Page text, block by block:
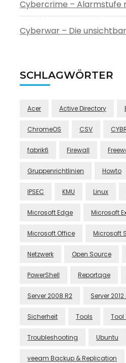
Cybercrime – Alarmstufe
Cyberwar – Die
SCHLAGWÖRTER
Acer Active Directory
ChromeOS CSV
fabrik6 Firewall
Gruppenrichtlinien Howto
IPSEC KMU Linux
Microsoft Edge Microsoft
Microsoft Office Microsoft
Netzwerk Open Source
PowerShell Reportage
Server 2008 R2 Server 2012
Sicherheit Tools Tool
Troubleshooting Ubuntu
veeam Backup & Replication